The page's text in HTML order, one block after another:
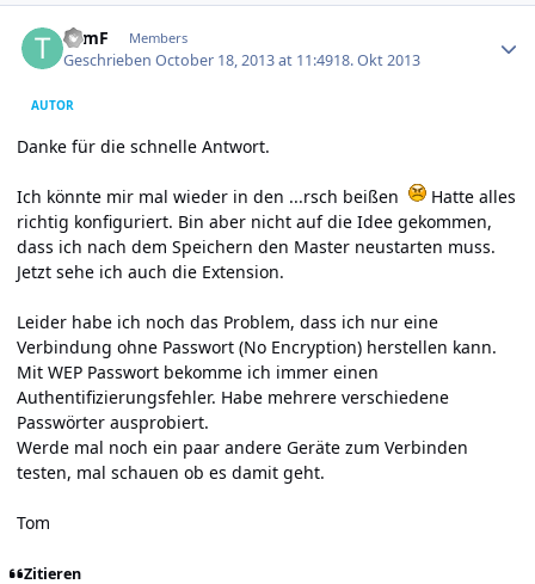
TomF Members
GeschriebenOctober 18, 2013 at 11:4918. Okt 2013
AUTOR
Danke für die schnelle Antwort.
Ich könnte mir mal wieder in den ...rsch beißen
Hatte alles
richtig konfiguriert. Bin aber nicht auf die Idee gekommen,
dass ich nach dem Speichern den Master neustarten muss.
Jetzt sehe ich auch die Extension.
Leider habe ich noch das Problem, dass ich nur eine
Verbindung ohne Passwort (No Encryption) herstellen kann.
Mit WEP Passwort bekomme ich immer einen
Authentifizierungsfehler. Habe mehrere verschiedene
Passwörter ausprobiert.
Werde mal noch ein paar andere Geräte zum Verbinden
testen, mal schauen ob es damit geht.
Tom
Zitieren